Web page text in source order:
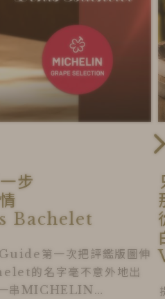
步
Bachelet
第一次把評鑑版圖伸
的名字毫不意外地出
一串MICHELIN